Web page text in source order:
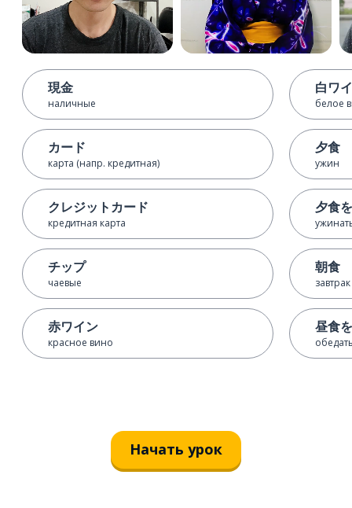
現金
наличные
カード
карта (напр. кредитная)
クレジットカード
кредитная карта
チップ
чаевые
赤ワイン
красное вино
白ワ
белое
夕食
ужин
夕食
朝食
завтрак
昼食
Начать урок